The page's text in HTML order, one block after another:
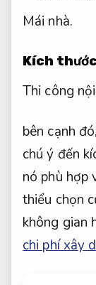
Mái nhà.
Kích
Thi công
bên cạnh
chú ý đến
nó phù hợp
thiểu chọn
không gian
chi phí xây